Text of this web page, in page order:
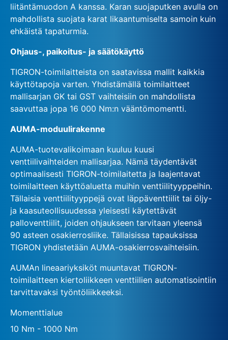
liitäntämuodon A kanssa. Karan suojaputken avulla on
mahdollista suojata karat likaantumiselta samoin kuin
ehkäistä tapaturmia.
Ohjaus-, paikoitus- ja säätökäyttö
TIGRON-toimilaitteista on saatavissa mallit kaikkia
käyttötapoja varten. Yhdistämällä toimilaitteet
mallisarjan GK tai GST vaihteisiin on mahdollista
saavuttaa jopa 16 000 Nm:n vääntömomentti.
AUMA-moduulirakenne
AUMA-tuotevalikoimaan kuuluu kuusi
venttiilivaihteiden mallisarjaa. Nämä täydentävät
optimaalisesti TIGRON-toimilaitetta ja laajentavat
toimilaitteen käyttöaluetta muihin venttiilityyppeihin.
Tällaisia venttiilityyppejä ovat läppäventtiilit tai öljy-
ja kaasuteollisuudessa yleisesti käytettävät
palloventtiilit, joiden ohjaukseen tarvitaan yleensä
90 asteen osakierrosliike. Tällaisissa tapauksissa
TIGRON yhdistetään AUMA-osakierrosvaihteisiin.
AUMAn lineaariyksiköt muuntavat TIGRON-
toimilaitteen kiertoliikkeen venttiilien automatisointiin
tarvittavaksi työntöliikkeeksi.
Momenttialue
10 Nm - 1000 Nm